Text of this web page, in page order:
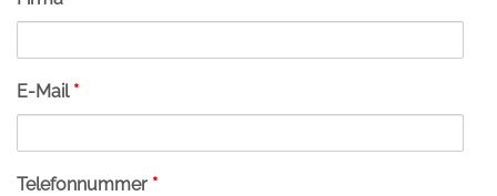
E-Mail *
Telefonnummer *